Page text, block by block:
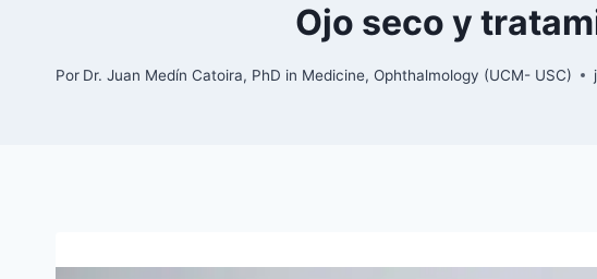
Ojo seco y
Por Dr. Juan Medín Catoira, PhD in Medicine, Ophthalmology (UCM- USC)